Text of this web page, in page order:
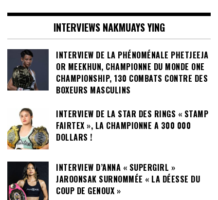
INTERVIEWS NAKMUAYS YING
INTERVIEW DE LA PHÉNOMÉNALE PHETJEEJA
OR MEEKHUN, CHAMPIONNE DU MONDE ONE
CHAMPIONSHIP, 130 COMBATS CONTRE DES
BOXEURS MASCULINS
INTERVIEW DE LA STAR DES RINGS « STAMP
FAIRTEX », LA CHAMPIONNE A 300 000
DOLLARS !
INTERVIEW D’ANNA « SUPERGIRL »
JAROONSAK SURNOMMÉE « LA DÉESSE DU
COUP DE GENOUX »